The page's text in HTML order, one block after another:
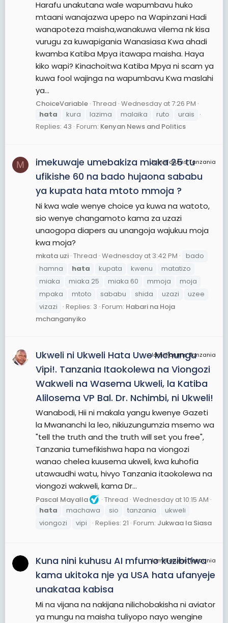
Harafu unakutana wale wapumbavu huko
mtaani wanajazwa upepo na Wapinzani Hadi
wanapoteza maisha,wanakuwa vilema nk kisa
vurugu za kuwapigania Wanasiasa Kwa ahadi
kwamba Katiba Mpya itawapa maisha. Haya
kiko wapi? Kinachoitwa Katiba Mpya ni scam ya
kuwa fool wajinga na wapumbavu Kwa maslahi
ya...
ChoiceVariable Thread Wednesday at 7:26 PM
hata
kura lazima malaika ruto
urais
Replies: 43 Forum: Kenyan News and Politics
M JamiiForums Tanzania
imekuwaje umebakiza miaka 25 tu
ufikishe 60 na bado hujaona sababu
ya kupata hata mtoto mmoja ?
Ni kwa wale wenye choice ya kuwa na watoto,
sio wenye changamoto kama za uzazi
unaogopa diapers au unangoja wajukuu moja
kwa moja?
mkata uzi Thread Wednesday at 3:42 PM
bado
hamna
hata kupata kwenu
matatizo
miaka
miaka 25 miaka 60 mmoja
moja
mpaka
mtoto sababu shida uzazi
uzee
vizazi
Replies: 3 Forum: Habari na Hoja
mchanganyiko
JamiiForums Tanzania
Ukweli ni Ukweli Hata Uwe Mchungu
Vipi!. Tanzania Itaokolewa na Viongozi
Wakweli na Wasema Ukweli, la Katiba
Alilosema VP Bal. Dr. Nchimbi, ni Ukweli!
Wanabodi, Hii ni makala yangu kwenye Gazeti
la Mwananchi la leo, nikiuzungumzia msemo wa
"tell the truth and the truth will set you free",
Tanzania tumefikishwa hapa na viongozi
wanao chelea kuusema ukweli, kwa kuhofia
utawaudhi watu, hivyo Tanzania itaokolewa na
viongozi wakweli, kama Dr...
Pascal Mayalla Thread Wednesday at 10:15 AM
hata
machawa sio tanzania
ukweli
viongozi
vipi Replies: 21 Forum: Jukwaa la Siasa
JamiiForums Tanzania
Kuna nini kuhusu AI mfumo kuzibitiwa
kama ukitoka nje ya USA hata ufanyeje
unakataa kabisa
Mi na vijana na nakijana nilichobakisha ni aviator
ya mungu na maisha tuliyopo nayo wengine